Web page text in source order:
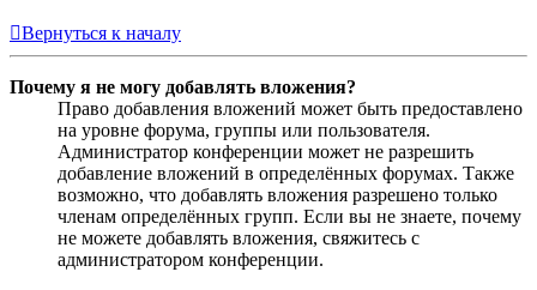
Вернуться к началу
Почему я не могу добавлять вложения?
Право добавления вложений может быть предоставлено
на уровне форума, группы или пользователя.
Администратор конференции может не разрешить
добавление вложений в определённых форумах. Также
возможно, что добавлять вложения разрешено только
членам определённых групп. Если вы не знаете, почему
не можете добавлять вложения, свяжитесь с
администратором конференции.